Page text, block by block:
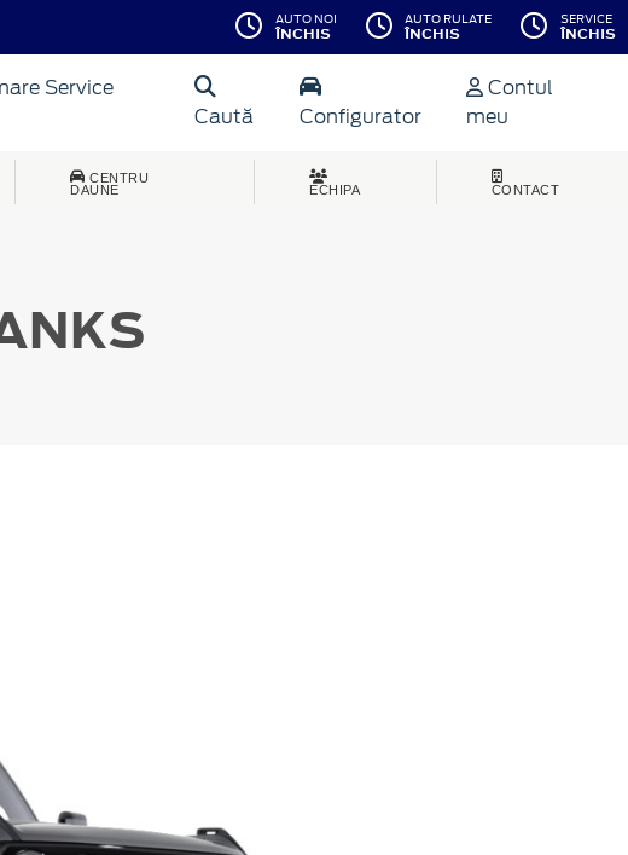
AUTO NOI
ÎNCHIS
AUTO RULATE
ÎNCHIS
SERVICE
ÎNCHIS
Service
Caută Configurator
Contul
meu
CENTRU
DAUNE
ECHIPA CONTACT